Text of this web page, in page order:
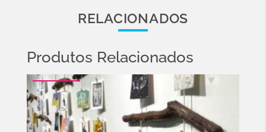
RELACIONADOS
Produtos Relacionados